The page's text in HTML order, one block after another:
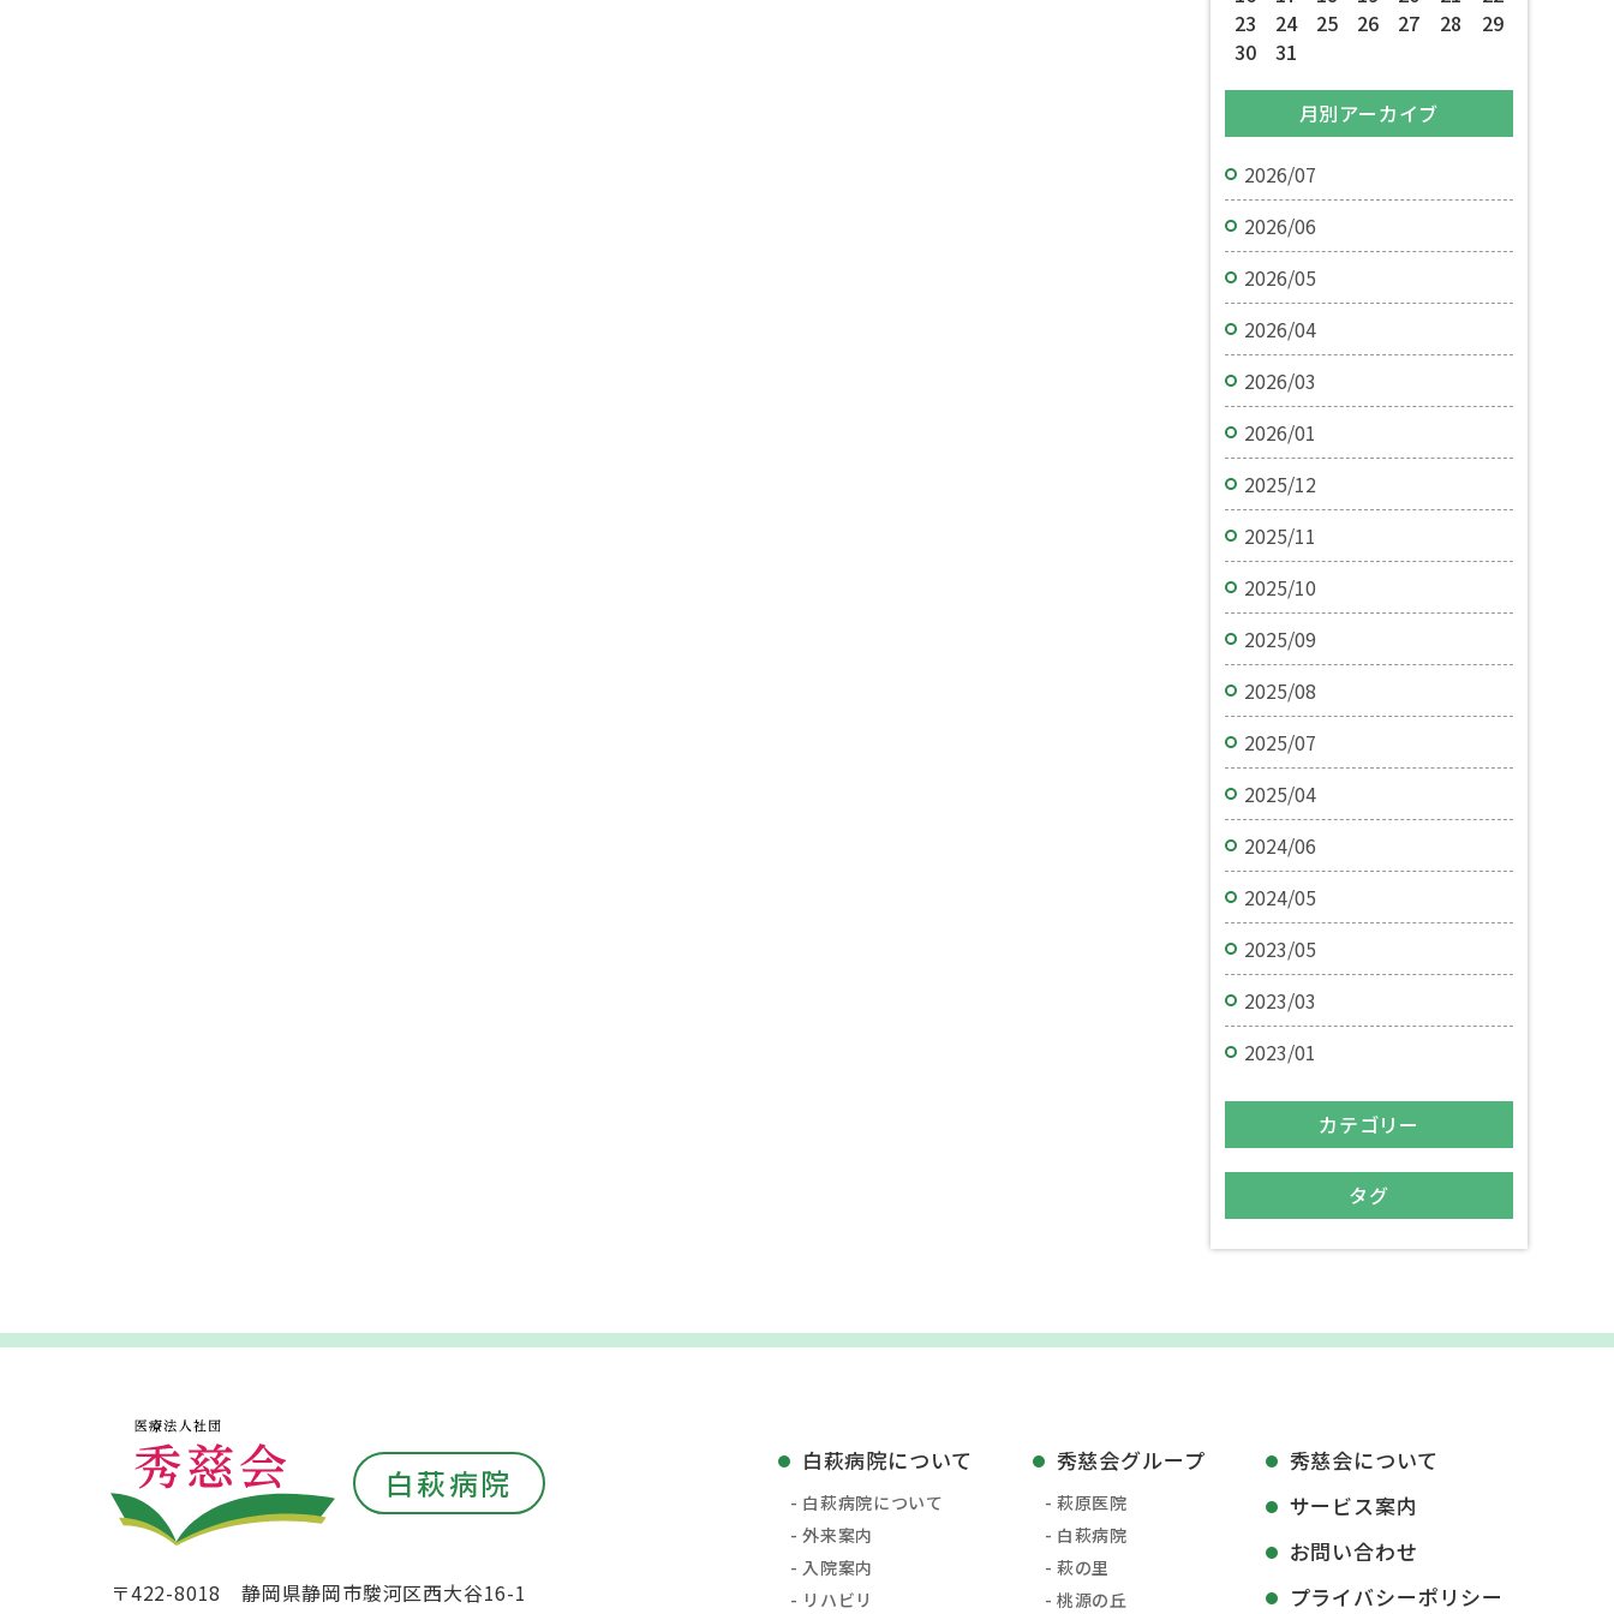
23
24 25 26 27 28
29
30
31
月別アーカイブ
2026/07
2026/06
2026/05
2026/04
2026/03
2026/01
2025/12
2025/11
2025/10
2025/09
2025/08
2025/07
2025/04
2024/06
2024/05
2023/05
2023/03
2023/01
カテゴリー
タグ
白萩病院
〒422-8018 静岡県静岡市駿河区西大谷16-1
白萩病院について
白萩病院について
外来案内
入院案内
リハビリ
秀慈会グループ
萩原医院
白萩病院
萩の里
桃源の丘
秀慈会について
サービス案内
お問い合わせ
プライバシーポリシー